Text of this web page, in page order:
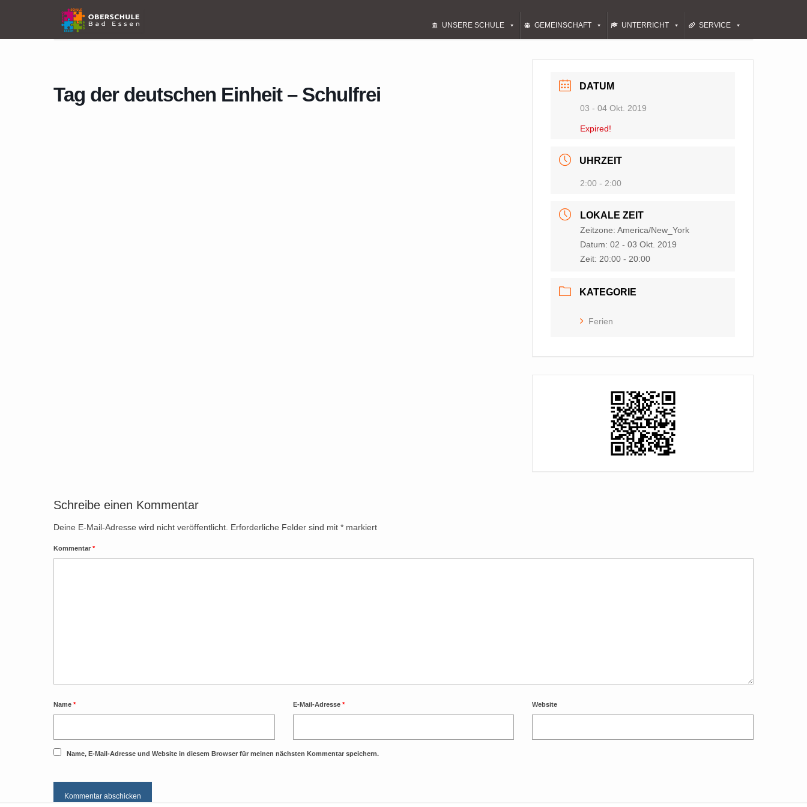
UNSERE SCHULE GEMEINSCHAFT UNTERRICHT SERVICE
Home Events Tag der deutschen Einheit – Schulfrei
Tag der deutschen Einheit – Schulfrei DATUM
03 - 04 Okt. 2019
Expired!
UHRZEIT
2:00 - 2:00
LOKALE ZEIT
Zeitzone:America/New_York
Datum:02 - 03 Okt. 2019
Zeit: 20:00 - 20:00
KATEGORIE
Ferien
Schreibe einen Kommentar
Deine E-Mail-Adresse wird nicht veröffentlicht. Erforderliche Felder sind mit * markiert
Kommentar *
Name * E-Mail-Adresse * Website
Name, E-Mail-Adresse und Website in diesem Browser für meinen nächsten Kommentar speichern.